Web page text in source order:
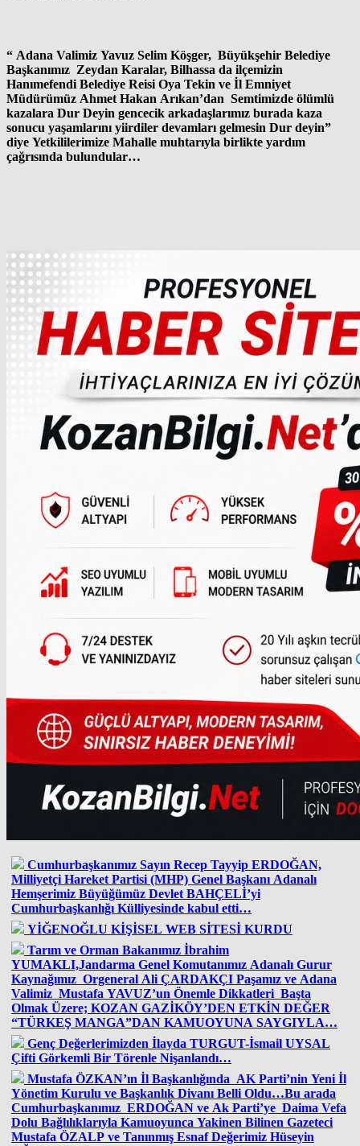
“ Adana Valimiz Yavuz Selim Köşger, Büyükşehir Belediye
Başkanımız Zeydan Karalar, Bilhassa da ilçemizin
Hanımefendi Belediye Reisi Oya Tekin ve İl Emniyet
Müdürümüz Ahmet Hakan Arıkan’dan Semtimizde ölümlü
kazalara Dur Deyin gencecik arkadaşlarımız burada kaza
sonucu yaşamlarını yiirdiler devamları gelmesin Dur deyin”
diye Yetkililerimize Mahalle muhtarıyla birlikte yardım
çağrısında bulundular…
Cumhurbaşkanımız Sayın Recep Tayyip ERDOĞAN,
Milliyetçi Hareket Partisi (MHP) Genel Başkanı Adanalı
Hemşerimiz Büyüğümüz Devlet BAHÇELİ’yi
Cumhurbaşkanlığı Külliyesinde kabul etti…
YİĞENOĞLU KİŞİSEL WEB SİTESİ KURDU
Tarım ve Orman Bakanımız İbrahim
YUMAKLI,Jandarma Genel Komutanımız Adanalı Gurur
Kaynağımız Orgeneral Ali ÇARDAKÇI Paşamız ve Adana
Valimiz Mustafa YAVUZ’un Önemle Dikkatleri Başta
Olmak Üzere; KOZAN GAZİKÖY’DEN ETKİN DEĞER
“TÜRKEŞ MANGA”DAN KAMUOYUNA SAYGIYLA…
Genç Değerlerimizden İlayda TURGUT-İsmail UYSAL
Çifti Görkemli Bir Törenle Nişanlandı…
Mustafa ÖZKAN’ın İl Başkanlığında AK Parti’nin Yeni İl
Yönetim Kurulu ve Başkanlık Divanı Belli Oldu…Bu arada
Cumhurbaşkanımız ERDOĞAN ve Ak Parti’ye Daima Vefa
Dolu Bağlılıklarıyla Kamuoyunca Yakinen Bilinen Gazeteci
Mustafa ÖZALP ve Tanınmış Esnaf Değerimiz Hüseyin